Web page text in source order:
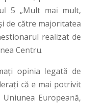
5 „Mult mai mult,
de către majoritatea
realizat de
Centru.
opinia legată de
că e mai potrivit
Europeană,